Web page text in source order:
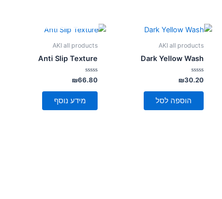
AKI all products
Dark Yellow Wash
דורג
0
מתוך
₪30.20
הוספה לסל
AKI all products
Anti Slip Texture
דורג
0
מתוך
₪66.80
מידע נוסף